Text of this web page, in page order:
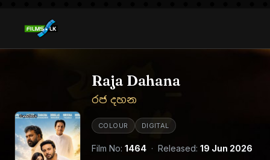
Raja Dahana
රජ දහන
COLOUR DIGITAL
Film No: 1464 · Released: 19 Jun 2026